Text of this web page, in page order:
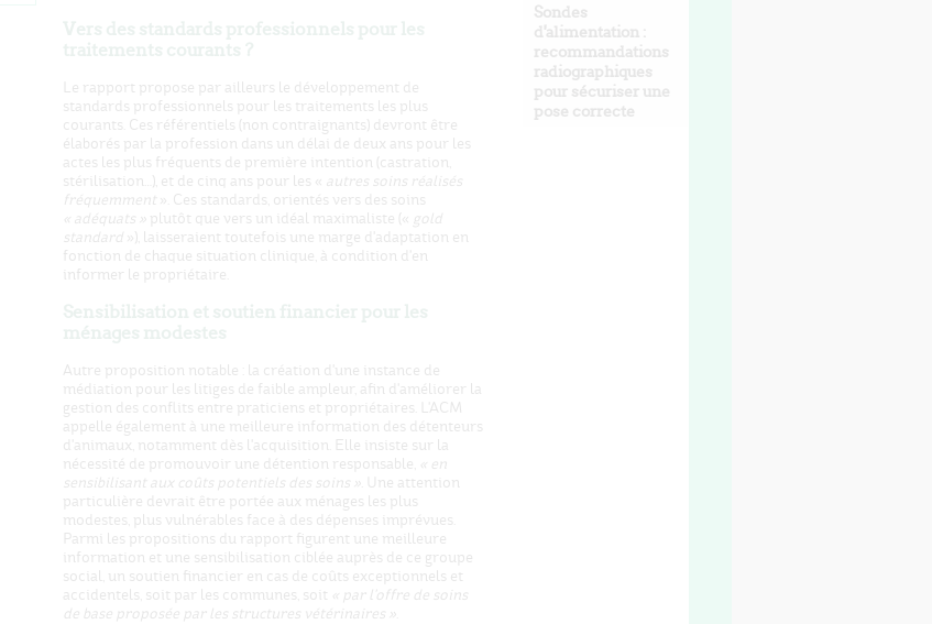
Le rapport propose par ailleurs le développement de
standards professionnels pour les traitements les plus
courants. Ces référentiels (non contraignants) devront être
élaborés par la profession dans un délai de deux ans pour les
actes les plus fréquents de première intention (castration,
stérilisation…), et de cinq ans pour les «
autres soins réalisés
fréquemment ». Ces standards, orientés vers des soins
« adéquats »plutôt que vers un idéal maximaliste («
gold
standard
»), laisseraient toutefois une marge d'adaptation en
fonction de chaque situation clinique, à condition d'en
informer le propriétaire.
Autre proposition notable : la création d'une instance de
médiation pour les litiges de faible ampleur, afin d'améliorer la
gestion des conflits entre praticiens et propriétaires. L'ACM
appelle également à une meilleure information des détenteurs
d'animaux, notamment dès l'acquisition. Elle insiste sur la
nécessité de promouvoir une détention responsable,
« en
sensibilisant aux coûts potentiels des soins ». Une attention
particulière devrait être portée aux ménages les plus
modestes, plus vulnérables face à des dépenses imprévues.
Parmi les propositions du rapport figurent une meilleure
information et une sensibilisation ciblée auprès de ce groupe
social, un soutien financier en cas de coûts exceptionnels et
accidentels, soit par les communes, soit
« par l'offre de soins
de base proposée par les structures vétérinaires ».
Sondes
d'alimentation :
recommandations
radiographiques
pour sécuriser une
pose correcte